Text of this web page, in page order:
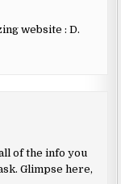
website : D.
of the info you
Glimpse here,